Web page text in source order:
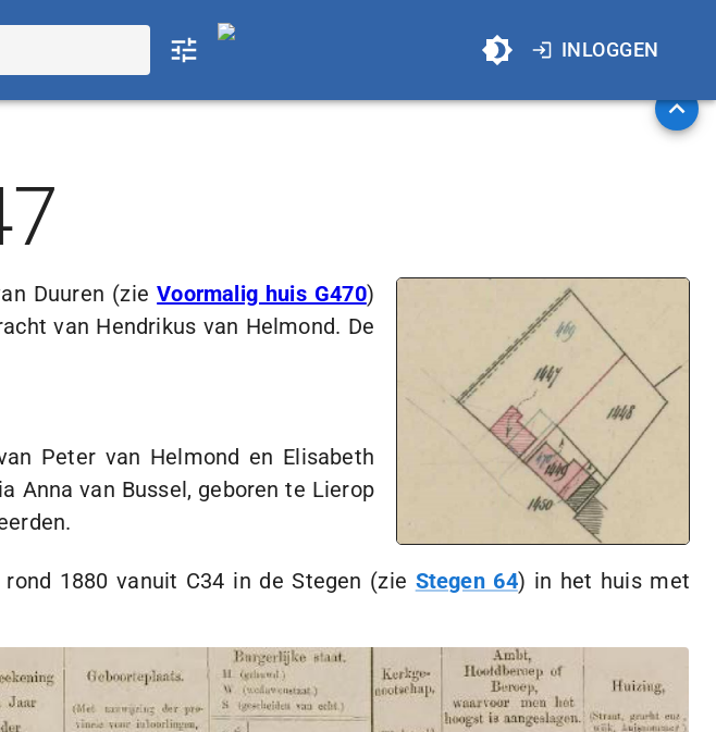
INLOGGEN
Duuren (zieVoormalig huis G470)
van Hendrikus van Helmond. De
Peter van Helmond en Elisabeth
Anna van Bussel, geboren te Lierop
1880 vanuit C34 in de Stegen (zie Stegen 64) in het huis met